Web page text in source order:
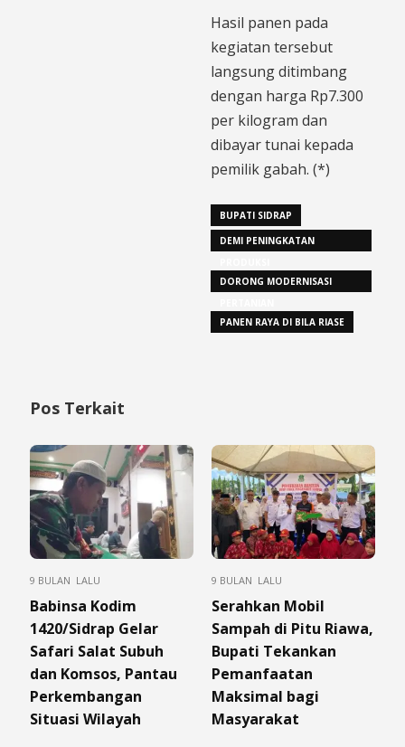
Hasil panen pada
kegiatan tersebut
langsung ditimbang
dengan harga Rp7.300
per kilogram dan
dibayar tunai kepada
pemilik gabah. (*)
BUPATI SIDRAP
DEMI PENINGKATAN
DORONG MODERNISASI
PANEN RAYA DI BILA RIASE
Pos Terkait
9 BULAN LALU
Babinsa Kodim
1420/Sidrap Gelar
Safari Salat Subuh
dan Komsos, Pantau
Perkembangan
Situasi Wilayah
9 BULAN LALU
Serahkan Mobil
Sampah di Pitu Riawa,
Bupati Tekankan
Pemanfaatan
Maksimal bagi
Masyarakat